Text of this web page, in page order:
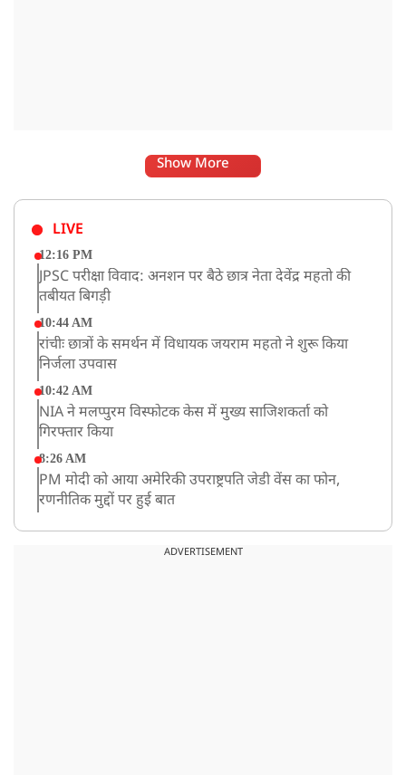
Show More
LIVE
12:16 PM
JPSC परीक्षा विवाद: अनशन पर बैठे छात्र नेता देवेंद्र महतो की
तबीयत बिगड़ी
10:44 AM
रांचीः छात्रों के समर्थन में विधायक जयराम महतो ने शुरू किया
निर्जला उपवास
10:42 AM
NIA ने मलप्पुरम विस्फोटक केस में मुख्य साजिशकर्ता को
गिरफ्तार किया
8:26 AM
PM मोदी को आया अमेरिकी उपराष्ट्रपति जेडी वेंस का फोन,
रणनीतिक मुद्दों पर हुई बात
रांची: छात्रों और झारखंड सरकार के बीच आज होगी तीसरे दौर
ADVERTISEMENT